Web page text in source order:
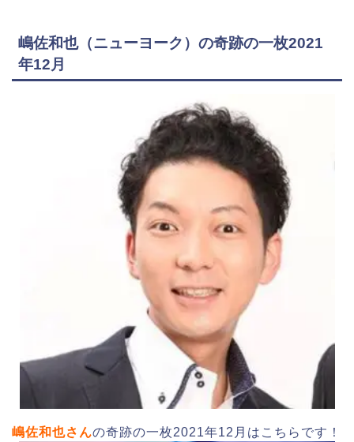
嶋佐和也（ニューヨーク）の奇跡の一枚2021
年12月
嶋佐和也さんの奇跡の一枚2021年12月はこちらです！